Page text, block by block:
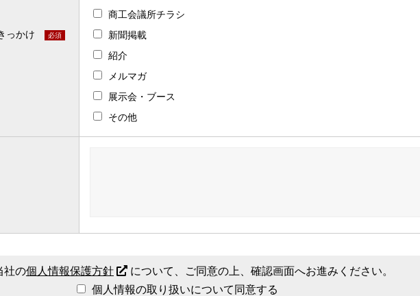
っかけ 必須
商工会議所チラシ
新聞掲載
紹介
メルマガ
展示会・ブース
その他
社の個人情報保護方針
について、ご同意の上、確認画面へお進みください。
個人情報の取り扱いについて同意する